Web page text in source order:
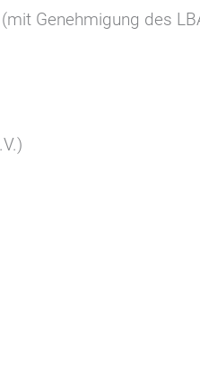
Genehmigung des